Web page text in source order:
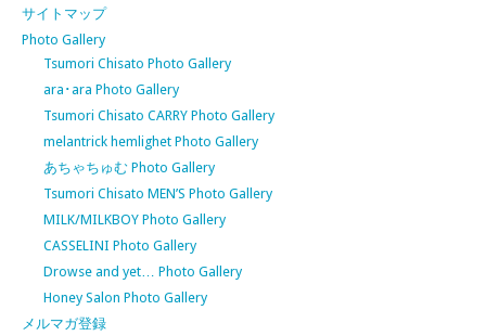
サイトマップ
Photo Gallery
Tsumori Chisato Photo Gallery
ara･ara Photo Gallery
Tsumori Chisato CARRY Photo Gallery
melantrick hemlighet Photo Gallery
あちゃちゅむ Photo Gallery
Tsumori Chisato MEN’S Photo Gallery
MILK/MILKBOY Photo Gallery
CASSELINI Photo Gallery
Drowse and yet… Photo Gallery
Honey Salon Photo Gallery
メルマガ登録